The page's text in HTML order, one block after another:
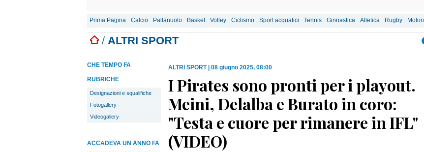
Prima Pagina Calcio Pallanuoto Basket Volley Ciclismo Sport acquatici Tennis Ginnastica Atletica Rugby Motori
/ ALTRI SPORT
CHE TEMPO FA
RUBRICHE
Designazioni e squalifiche
Fotogallery
Videogallery
ACCADEVA UN ANNO FA
ALTRI SPORT| 08 giugno 2025, 08:00
I Pirates sono pronti per i playout.
Meini, Delalba e Burato in coro:
"Testa e cuore per rimanere in IFL"
(VIDEO)